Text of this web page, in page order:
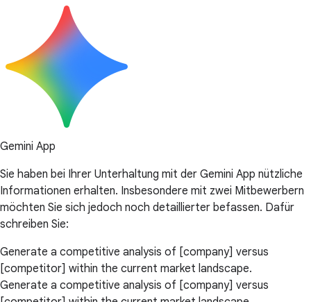
Gemini App
Sie haben bei Ihrer Unterhaltung mit der Gemini App nützliche
Informationen erhalten. Insbesondere mit zwei Mitbewerbern
möchten Sie sich jedoch noch detaillierter befassen. Dafür
schreiben Sie:
Generate a competitive analysis of [company] versus
[competitor] within the current market landscape.
Generate a competitive analysis of [company] versus